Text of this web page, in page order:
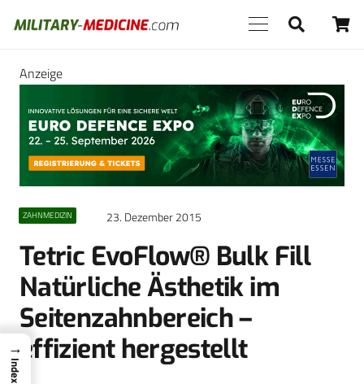
Anzeige
ZAHNMEDIZIN 23. Dezember 2015
Tetric EvoFlow® Bulk Fill
Natürliche Ästhetik im
Seitenzahnbereich –
effizient hergestellt
→
Index